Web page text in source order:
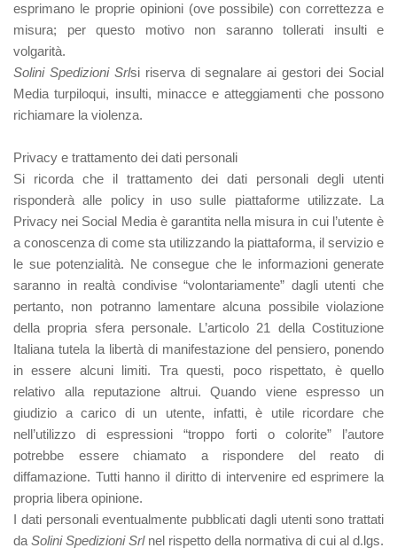
esprimano le proprie opinioni (ove possibile) con correttezza e
misura; per questo motivo non saranno tollerati insulti e
volgarità.
Solini Spedizioni Srlsi riserva di segnalare ai gestori dei Social
Media turpiloqui, insulti, minacce e atteggiamenti che possono
richiamare la violenza.
Privacy e trattamento dei dati personali
Si ricorda che il trattamento dei dati personali degli utenti
risponderà alle policy in uso sulle piattaforme utilizzate. La
Privacy nei Social Media è garantita nella misura in cui l’utente è
a conoscenza di come sta utilizzando la piattaforma, il servizio e
le sue potenzialità. Ne consegue che le informazioni generate
saranno in realtà condivise “volontariamente” dagli utenti che
pertanto, non potranno lamentare alcuna possibile violazione
della propria sfera personale. L’articolo 21 della Costituzione
Italiana tutela la libertà di manifestazione del pensiero, ponendo
in essere alcuni limiti. Tra questi, poco rispettato, è quello
relativo alla reputazione altrui. Quando viene espresso un
giudizio a carico di un utente, infatti, è utile ricordare che
nell’utilizzo di espressioni “troppo forti o colorite” l’autore
potrebbe essere chiamato a rispondere del reato di
diffamazione. Tutti hanno il diritto di intervenire ed esprimere la
propria libera opinione.
I dati personali eventualmente pubblicati dagli utenti sono trattati
da Solini Spedizioni Srl nel rispetto della normativa di cui al d.lgs.